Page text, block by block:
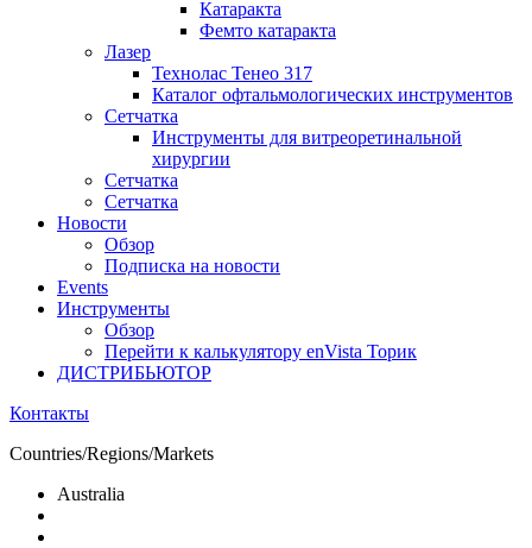
Катаракта
Фемто катаракта
Лазер
Технолас Тенео 317
Каталог офтальмологических инструментов
Сетчатка
Инструменты для витреоретинальной
хирургии
Сетчатка
Сетчатка
Новости
Обзор
Подписка на новости
Events
Инструменты
Обзор
Перейти к калькулятору enVista Торик
ДИСТРИБЬЮТОР
Контакты
Countries/Regions/Markets
Australia